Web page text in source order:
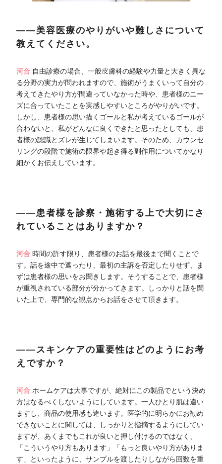
――美容医療のやりがいや難しさについて
教えてください。
河合 自由診療の場合、一般皮膚科の経験や力量と大きく異な
る分野の実力が問われますので、施術がうまくいって自分の
考えてきたやり方が間違っていなかった時や、患者様のニー
ズに合っていたことを実感しやすいところがやりがいです。
しかし、患者様の思い描くゴールと私が考えているゴールが
合わないと、私がどんなに良くできたと思ったとしても、患
者様の認識とズレが生じてしまいます。そのため、カウンセ
リングの段階で施術の限界や起き得る副作用についてかなり
細かくお伝えしています。
――患者様を診察・施術する上で大切にさ
れていることはありますか？
河合時間の許す限り、患者様のお話を最後まで聞くことで
す。話を途中で遮ったり、最初の主訴を否定したりせず、ま
ずは患者様の思いをお聞きします。そうすることで、患者様
が重視されている部分が分かってきます。しっかりと話を聞
いた上で、専門的な観点からお話をさせて頂きます。
――スキンケアの重要性はどのようにお考
えですか？
河合 ホームケアは大事ですが、絶対にこの製品でという決め
方はなるべくしないようにしています。一人ひとり肌は違い
ますし、商品の使用感も違います。医学的に明らかにお勧め
できないことに関しては、しっかりと指摘するようにしてい
ますが、あくまでもこれが良いと押し付けるのではなく、
「こういうやり方もあります」「もっと良いやり方がありま
す」といったように、サンプルを渡したりしながら回数を重